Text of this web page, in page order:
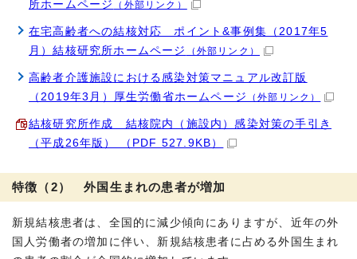
所ホームページ （外部リンク）
在宅高齢者への結核対応 ポイント&事例集（2017年5
月）結核研究所ホームページ
（外部リンク）
高齢者介護施設における感染対策マニュアル改訂版
（2019年3月）厚生労働省ホームページ
（外部リンク）
結核研究所作成 結核院内（施設内）感染対策の手引き
（平成26年版） （PDF 527.9KB）
特徴（2） 外国生まれの患者が増加
新規結核患者は、全国的に減少傾向にありますが、近年の外
国人労働者の増加に伴い、新規結核患者に占める外国生まれ